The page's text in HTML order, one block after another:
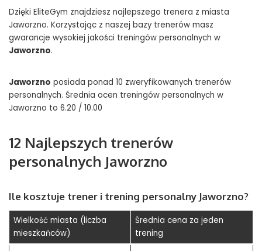
Dzięki EliteGym znajdziesz najlepszego trenera z miasta
Jaworzno. Korzystając z naszej bazy trenerów masz
gwarancje wysokiej jakości treningów personalnych w
Jaworzno.
Jaworzno posiada ponad 10 zweryfikowanych trenerów
personalnych. Średnia ocen treningów personalnych w
Jaworzno to 6.20 / 10.00
12 Najlepszych trenerów
personalnych Jaworzno
Ile kosztuje trener i trening personalny Jaworzno?
Wielkość miasta (liczba
mieszkańców)
Średnia cena za jeden
trening